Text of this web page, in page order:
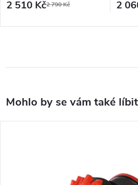
2 510 Kč2 790 Kč 2